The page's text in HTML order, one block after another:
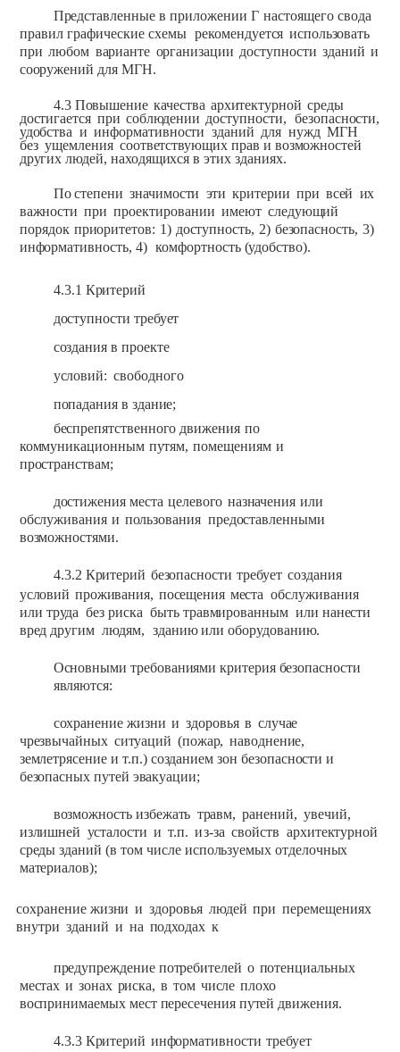
Представленные в приложении Г настоящего свода
правил графические схемы рекомендуется использовать
при любом варианте организации доступности зданий и
сооружений для МГН.
4.3 Повышение качества архитектурной среды
достигается при соблюдении доступности, безопасности,
удобства и информативности зданий для нужд МГН
без ущемления соответствующих прав и возможностей
других людей, находящихся в этих зданиях.
По степени значимости эти критерии при всей их
важности при проектировании имеют следующий
порядок приоритетов: 1) доступность, 2) безопасность, 3)
информативность, 4) комфортность (удобство).
4.3.1 Критерий
доступности требует
создания впроекте
условий: свободного
попадания в здание;
беспрепятственного движения по
коммуникационным путям, помещениям и
пространствам;
достижения места целевого назначения или
обслуживания и пользования предоставленными
возможностями.
4.3.2 Критерий безопасности требует создания
условий проживания, посещения места обслуживания
или труда безриска быть травмированным или нанести
вред другим людям, зданию или оборудованию.
Основными требованиями критерия безопасности
являются:
сохранение жизни и здоровья в случае
чрезвычайных ситуаций (пожар, наводнение,
землетрясение и т.п.)созданиемзон безопасности и
безопасных путей эвакуации;
возможность избежать травм, ранений, увечий,
излишней усталости и т.п. из-за свойств архитектурной
среды зданий(в томчисле используемых отделочных
материалов);
сохранение жизни и здоровья людей при перемещениях
внутри зданий и на подходах к
предупреждение потребителей о потенциальных
местах и зонах риска, в том числе плохо
воспринимаемых мест пересечения путей движения.
4.3.3 Критерий информативности требует